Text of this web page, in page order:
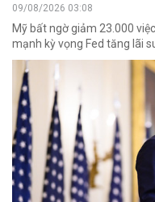
09/08/2026 03:08
Mỹ bất ngờ giảm 23.000
mạnh kỳ vọng Fed tăng lãi